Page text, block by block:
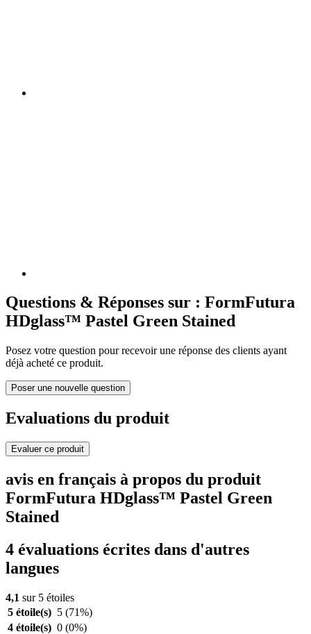
Questions & Réponses sur : FormFutura
HDglass™ Pastel Green Stained
Posez votre question pour recevoir une réponse des clients ayant
déjà acheté ce produit.
Poser une nouvelle question
Evaluations du produit
Evaluer ce produit
avis en français à propos du produit
FormFutura HDglass™ Pastel Green
Stained
4 évaluations écrites dans d'autres
langues
4,1 sur 5 étoiles
5 étoile(s) 5 (71%)
4 étoile(s) 0 (0%)